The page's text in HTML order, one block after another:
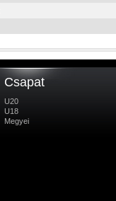
Csapat
U20
U18
Megyei